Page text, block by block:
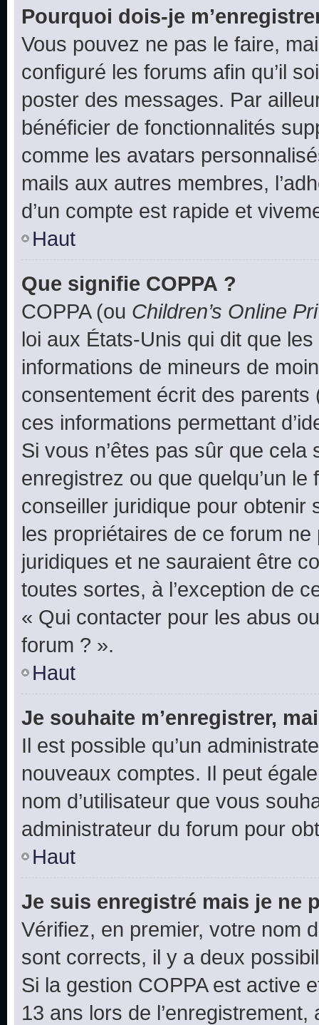
Pourquoi dois-je
Vous pouvez ne pas le faire,
configuré les forums afin qu’il
poster des messages. Par
bénéficier de fonctionnalités
comme les avatars
mails aux autres membres,
d’un compte est rapide et
Haut
Que signifie COPPA ?
COPPA (ou Children’s Online
loi aux États-Unis qui dit que
informations de mineurs de
consentement écrit des parents
ces informations permettant
Si vous n’êtes pas sûr que
enregistrez ou que quelqu’un
conseiller juridique pour obtenir
les propriétaires de ce forum
juridiques et ne sauraient être
toutes sortes, à l’exception de
« Qui contacter pour les abus
forum ? ».
Haut
Je souhaite m’enregistrer,
Il est possible qu’un
nouveaux comptes. Il peut
nom d’utilisateur que vous
administrateur du forum pour
Haut
Je suis enregistré mais je ne
Vérifiez, en premier, votre nom
sont corrects, il y a deux
Si la gestion COPPA est active
13 ans lors de